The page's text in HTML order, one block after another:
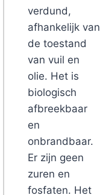
verdund,
afhankelijk van
de toestand
van vuil en
olie. Het is
biologisch
afbreekbaar
en
onbrandbaar.
Er zijn geen
zuren en
fosfaten. Het